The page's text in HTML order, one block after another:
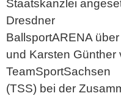
Staatskanzlei
Dresdner
BallsportARENA
und Karsten Günther
TeamSportSachsen
(TSS) bei der